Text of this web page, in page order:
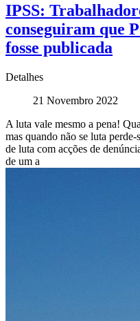
IPSS:
conseguiram que
fosse publicada
Detalhes
21 Novembro 2022
A luta vale mesmo a pena!
mas quando não se luta
de luta com acções de
de um a